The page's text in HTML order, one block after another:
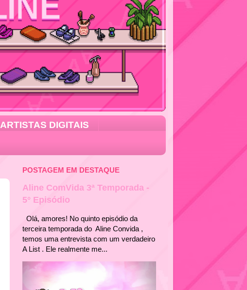
ARTISTAS DIGITAIS
POSTAGEM EM DESTAQUE
Aline ComVida 3ª Temporada -
5° Episódio
Olá, amores! No quinto episódio da
terceira temporada do Aline Convida ,
temos uma entrevista com um verdadeiro
A List . Ele realmente me...